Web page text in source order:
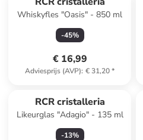
Whiskyfles "Oasis" - 850 ml
-45%
€ 16,99
Adviesprijs (AVP): € 31,20*
RCR cristalleria
Likeurglas "Adagio" - 135 ml
-13%